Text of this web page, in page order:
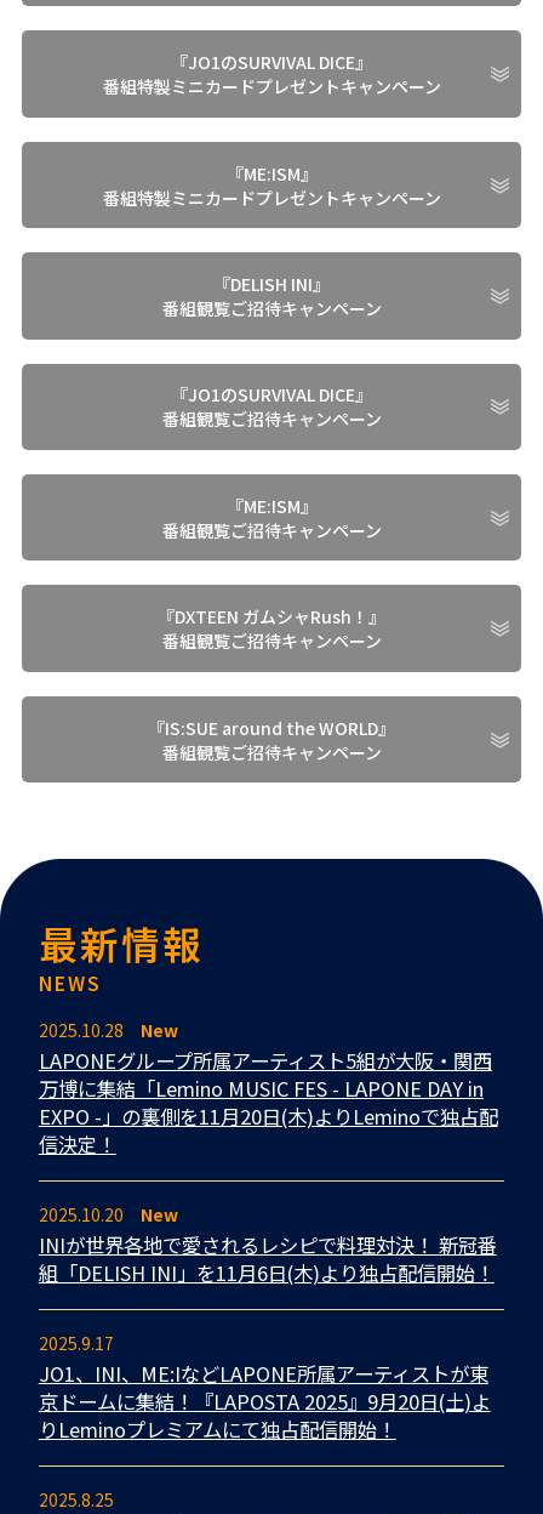
『JO1のSURVIVAL DICE』
番組特製ミニカードプレゼントキャンペーン
『ME:ISM』
番組特製ミニカードプレゼントキャンペーン
『DELISH INI』
番組観覧ご招待キャンペーン
『JO1のSURVIVAL DICE』
番組観覧ご招待キャンペーン
『ME:ISM』
番組観覧ご招待キャンペーン
『DXTEEN ガムシャRush！』
番組観覧ご招待キャンペーン
『IS:SUE around the WORLD』
番組観覧ご招待キャンペーン
最新情報
NEWS
2025.10.28 New
LAPONEグループ所属アーティスト5組が大阪・関西
万博に集結「Lemino MUSIC FES - LAPONE DAY in
EXPO -」の裏側を11月20日(木)よりLeminoで独占配
信決定！
2025.10.20 New
INIが世界各地で愛されるレシピで料理対決！ 新冠番
組「DELISH INI」を11月6日(木)より独占配信開始！
2025.9.17
JO1、INI、ME:IなどLAPONE所属アーティストが東
京ドームに集結！『LAPOSTA 2025』9月20日(土)よ
りLeminoプレミアムにて独占配信開始！
2025.8.25